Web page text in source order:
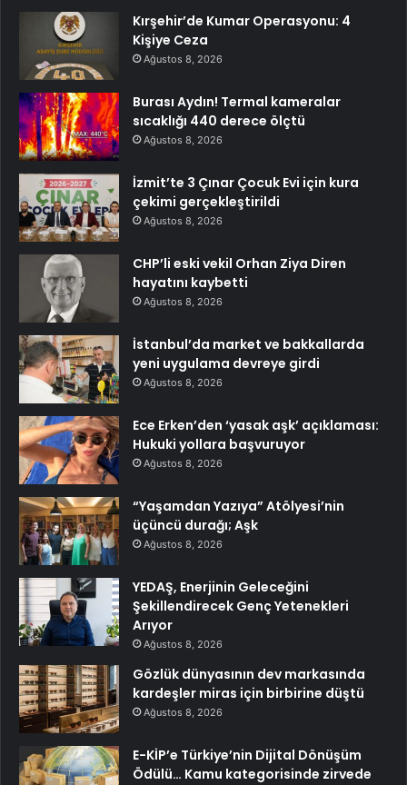
Kırşehir’de Kumar Operasyonu: 4
Kişiye Ceza
Ağustos 8, 2026
Burası Aydın! Termal kameralar
sıcaklığı 440 derece ölçtü
Ağustos 8, 2026
İzmit’te 3 Çınar Çocuk Evi için kura
çekimi gerçekleştirildi
Ağustos 8, 2026
CHP’li eski vekil Orhan Ziya Diren
hayatını kaybetti
Ağustos 8, 2026
İstanbul’da market ve bakkallarda
yeni uygulama devreye girdi
Ağustos 8, 2026
Ece Erken’den ‘yasak aşk’ açıklaması:
Hukuki yollara başvuruyor
Ağustos 8, 2026
“Yaşamdan Yazıya” Atölyesi’nin
üçüncü durağı; Aşk
Ağustos 8, 2026
YEDAŞ, Enerjinin Geleceğini
Şekillendirecek Genç Yetenekleri
Arıyor
Ağustos 8, 2026
Gözlük dünyasının dev markasında
kardeşler miras için birbirine düştü
Ağustos 8, 2026
E-KİP’e Türkiye’nin Dijital Dönüşüm
Ödülü… Kamu kategorisinde zirvede